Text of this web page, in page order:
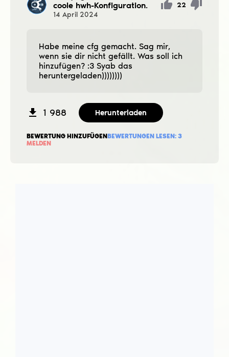
coole hwh-Konfiguration.
14 April 2024
22
Habe meine cfg gemacht. Sag mir,
wenn sie dir nicht gefällt. Was soll ich
hinzufügen? :3 Syab das
heruntergeladen))))))))
1 988 Herunterladen
BEWERTUNG HINZUFÜGENBEWERTUNGEN LESEN: 3
MELDEN